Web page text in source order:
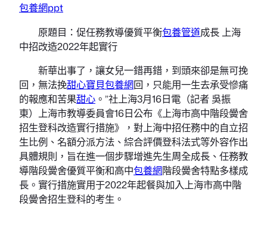
包養網ppt
原題目：促任務教導優質平衡包養管道成長 上海
中招改造2022年起實行
新華出事了，讓女兒一錯再錯，到頭來卻是無可挽
回，無法挽甜心寶貝包養網回，只能用一生去承受慘痛
的報應和苦果甜心 。”社上海3月16日電（記者 吳振
東）上海市教導委員會16日公布《上海市高中階段黌舍
招生登科改造實行措施》，對上海中招任務中的自立招
生比例、名額分派方法、綜合評價登科法式等外容作出
具體規則，旨在進一個步驟增進先生周全成長、任務教
導階段黌舍優質平衡和高中包養網階段黌舍特點多樣成
長。實行措施實用于2022年起餐與加入上海市高中階
段黌舍招生登科的考生。